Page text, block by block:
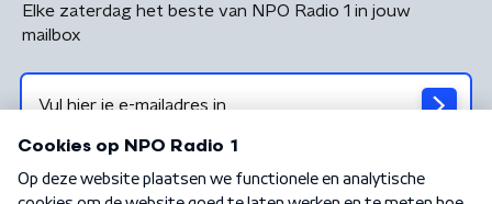
Elke zaterdag het beste van NPO Radio 1 in jouw
mailbox